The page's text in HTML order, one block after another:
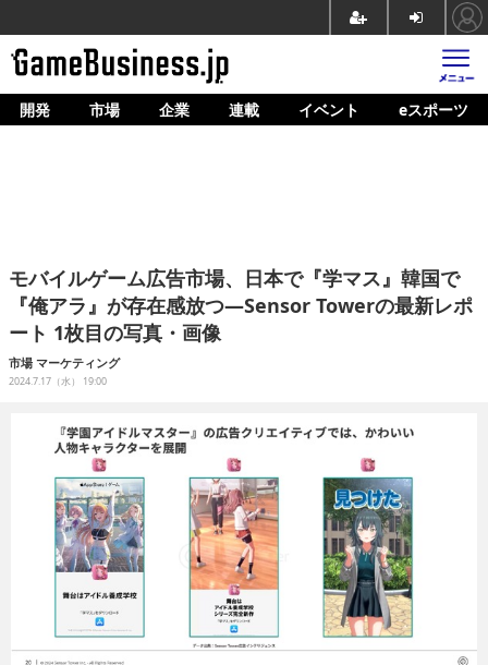
ホーム
企業動向
人材育成
産業政策
イベント/セミナー
eスポーツ
開発 市場 企業 連載 イベント eスポーツ
モバイルゲーム広告市場、日本で『学マス』韓国で
『俺アラ』が存在感放つ―Sensor Towerの最新レポ
ート 1枚目の写真・画像
市場 マーケティング
2024.7.17（水） 19:00